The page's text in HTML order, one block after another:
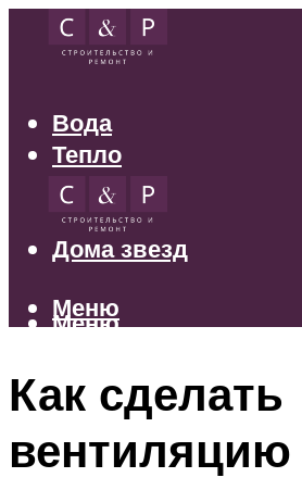
Вода
Тепло
Электрика
Свет
Дома звезд
Меню
Меню
Как сделать
вентиляцию